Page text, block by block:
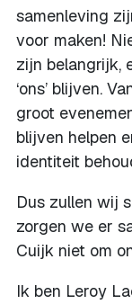
samenleving
voor maken!
zijn belangrijk,
‘ons’ blijven.
groot
blijven helpen
identiteit
Dus zullen wij
zorgen we er
Cuijk niet om
Ik ben Leroy